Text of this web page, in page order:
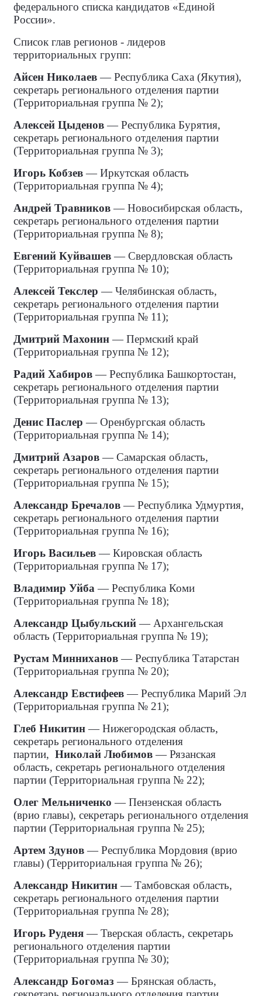
федерального списка кандидатов «Единой
России».
Список глав регионов - лидеров
территориальных групп:
Айсен Николаев— Республика Саха (Якутия),
секретарь регионального отделения партии
(Территориальная группа № 2);
Алексей Цыденов— Республика Бурятия,
секретарь регионального отделения партии
(Территориальная группа № 3);
Игорь Кобзев— Иркутская область
(Территориальная группа № 4);
Андрей Травников— Новосибирская область,
секретарь регионального отделения партии
(Территориальная группа № 8);
Евгений Куйвашев— Свердловская область
(Территориальная группа № 10);
Алексей Текслер — Челябинская область,
секретарь регионального отделения партии
(Территориальная группа № 11);
Дмитрий Махонин— Пермский край
(Территориальная группа № 12);
Радий Хабиров— Республика Башкортостан,
секретарь регионального отделения партии
(Территориальная группа № 13);
Денис Паслер — Оренбургская область
(Территориальная группа № 14);
Дмитрий Азаров— Самарская область,
секретарь регионального отделения партии
(Территориальная группа № 15);
Александр Бречалов— Республика Удмуртия,
секретарь регионального отделения партии
(Территориальная группа № 16);
Игорь Васильев— Кировская область
(Территориальная группа № 17);
Владимир Уйба— Республика Коми
(Территориальная группа № 18);
Александр Цыбульский— Архангельская
область (Территориальная группа № 19);
Рустам Минниханов— Республика Татарстан
(Территориальная группа № 20);
Александр Евстифеев— Республика Марий Эл
(Территориальная группа № 21);
Глеб Никитин— Нижегородская область,
секретарь регионального отделения
партии, Николай Любимов— Рязанская
область, секретарь регионального отделения
партии (Территориальная группа № 22);
Олег Мельниченко — Пензенская область
(врио главы), секретарь регионального отделения
партии (Территориальная группа № 25);
Артем Здунов— Республика Мордовия (врио
главы) (Территориальная группа № 26);
Александр Никитин— Тамбовская область,
секретарь регионального отделения партии
(Территориальная группа № 28);
Игорь Руденя— Тверская область, секретарь
регионального отделения партии
(Территориальная группа № 30);
Александр Богомаз— Брянская область,